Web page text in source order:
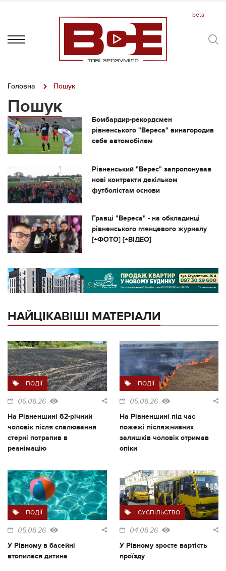
Головна Пошук
Пошук
Бомбардир-рекордсмен
рівненського "Вереса" винагородив
себе автомобілем
Рівненський "Верес" запропонував
нові контракти декільком
футболістам основи
Гравці "Вереса" - на обкладинці
рівненського глянцевого журналу
[+ФОТО] [+ВІДЕО]
НАЙЦІКАВІШІ МАТЕРІАЛИ
ПОДІЇ
06.08.26
На Рівненщині 62-річний
чоловік після спалювання
стерні потрапив в
реанімацію
ПОДІЇ
05.08.26
На Рівненщині під час
пожежі післяжнивних
залишків чоловік отримав
опіки
ПОДІЇ
05.08.26
У Рівному в басейні
втопилася дитина
СУСПІЛЬСТВО
04.08.26
У Рівному зросте вартість
проїзду